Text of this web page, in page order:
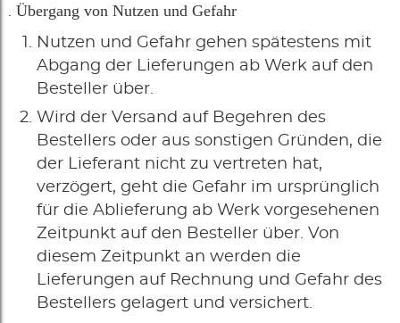
Übergang von Nutzen und Gefahr
Nutzen und Gefahr gehen spätestens mit
Abgang der Lieferungen ab Werk auf den
Besteller über.
Wird der Versand auf Begehren des
Bestellers oder aus sonstigen Gründen, die
der Lieferant nicht zu vertreten hat,
verzögert, geht die Gefahr im ursprünglich
für die Ablieferung ab Werk vorgesehenen
Zeitpunkt auf den Besteller über. Von
diesem Zeitpunkt an werden die
Lieferungen auf Rechnung und Gefahr des
Bestellers gelagert und versichert.